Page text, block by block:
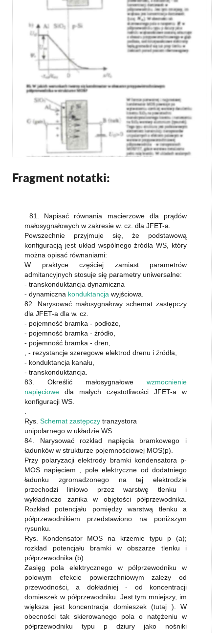
Fragment notatki:
81. Napisać równania macierzowe dla prądów
małosygnałowych w zakresie w. cz. dla JFET-a.
Powszechnie przyjmuje się, że podstawową
konfiguracją jest układ wspólnego źródła WS, który
można opisać równaniami:
W praktyce częściej zamiast parametrów
admitancyjnych stosuje się parametry uniwersalne:
- transkonduktancja dynamiczna
- dynamiczna konduktancja wyjściowa.
82. Narysować małosygnałowy schemat zastępczy
dla JFET-a dla w. cz.
- pojemność bramka - podłoże,
- pojemność bramka - źródło,
- pojemność bramka - dren,
, - rezystancje szeregowe elektrod drenu i źródła,
- konduktancja kanału,
- transkonduktancja.
83. Określić małosygnałowe wzmocnienie
napięciowe dla małych częstotliwości JFET-a w
konfiguracji WS.
Rys. Schemat zastępczy tranzystora
unipolarnego w układzie WS.
84. Narysować rozkład napięcia bramkowego i
ładunków w strukturze pojemnościowej MOS(p).
Przy polaryzacji elektrody bramki kondensatora p-
MOS napięciem , pole elektryczne od dodatniego
ładunku zgromadzonego na tej elektrodzie
przechodzi liniowo przez warstwę tlenku i
wykładniczo zanika w objętości półprzewodnika.
Rozkład potencjału pomiędzy warstwą tlenku a
półprzewodnikiem przedstawiono na poniższym
rysunku.
Rys. Kondensator MOS na krzemie typu p (a);
rozkład potencjału bramki w obszarze tlenku i
półprzewodnika (b).
Zasięg pola elektrycznego w półprzewodniku w
polowym efekcie powierzchniowym zależy od
przewodności, a dokładniej - od koncentracji
domieszek w półprzewodniku. Jest tym mniejszy, im
większa jest koncentracja domieszek (tutaj ). W
obecności tak skierowanego pola o natężeniu w
półprzewodniku typu p dziury jako nośniki